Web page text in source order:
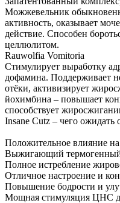
Можжевельник
активность, оказывает
действие. Способен
целлюлитом.
Rauwolfia Vomitoria
Стимулирует выработку
дофамина. Поддерживает
отёки, активизирует
йохимбина – повышает
способствует
Insane Cutz – чего ожидать
Положительное влияние
Выжигающий
Полное истребление
Отличное настроение и
Повышение бодрости и
Мощная стимуляция ЦНС